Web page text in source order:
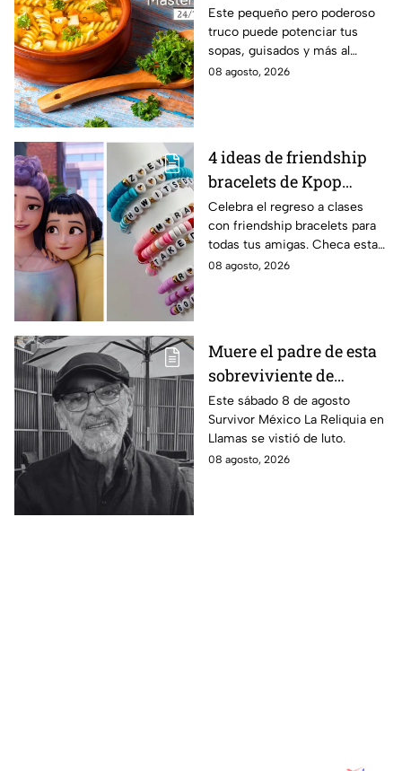
de las abuelas para
darle sabor extra al
caldillo
Este pequeño pero poderoso
truco puede potenciar tus
sopas, guisados y más al
máximo.
08 agosto, 2026
4 ideas de friendship
bracelets de Kpop
Demon Hunters para
intercambiar con tus
mejores amigas este
regreso a clases
Celebra el regreso a clases
con friendship bracelets para
todas tus amigas. Checa estas
4 ideas inspiradas en Kpop
08 agosto, 2026
Muere el padre de esta
sobreviviente de
Survivor México La
Reliquia en Llamas
Este sábado 8 de agosto
Survivor México La Reliquia en
Llamas se vistió de luto.
08 agosto, 2026